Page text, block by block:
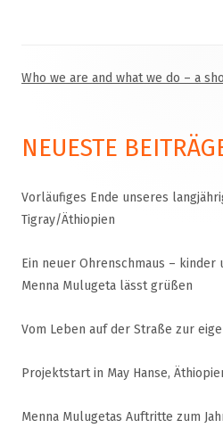
Haupt-
Who we are and what we do – a
NEUESTE
Vorläufiges Ende unseres
Tigray/Äthiopien
Ein neuer Ohrenschmaus –
Menna Mulugeta lässt grüßen
Vom Leben auf der Straße zur
Projektstart in May Hanse,
Menna Mulugetas Auftritte zum